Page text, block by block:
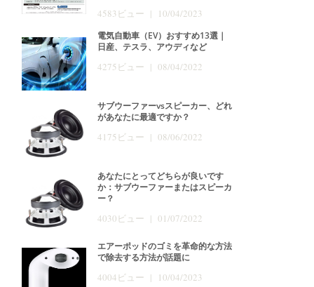
4583ビュー | 10/04/2023
電気自動車（EV）おすすめ13選｜
日産、テスラ、アウディなど
4275ビュー | 08/04/2022
サブウーファーvsスピーカー、どれ
があなたに最適ですか？
4175ビュー | 08/06/2022
あなたにとってどちらが良いです
か：サブウーファーまたはスピーカ
ー？
4030ビュー | 01/07/2022
エアーポッドのゴミを革命的な方法
で除去する方法が話題に
4004ビュー | 10/04/2023